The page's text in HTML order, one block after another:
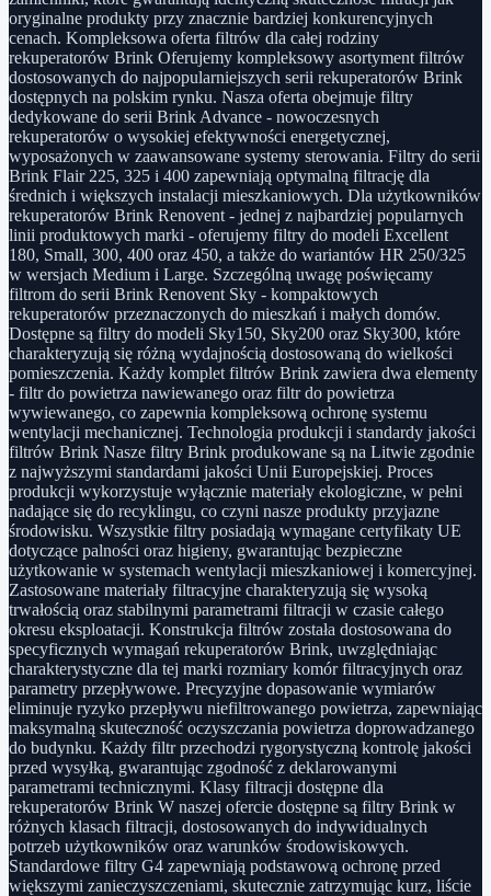
oryginalne produkty przy znacznie bardziej konkurencyjnych
cenach. Kompleksowa oferta filtrów dla całej rodziny
rekuperatorów Brink Oferujemy kompleksowy asortyment filtrów
dostosowanych do najpopularniejszych serii rekuperatorów Brink
dostępnych na polskim rynku. Nasza oferta obejmuje filtry
dedykowane do serii Brink Advance - nowoczesnych
rekuperatorów o wysokiej efektywności energetycznej,
wyposażonych w zaawansowane systemy sterowania. Filtry do serii
Brink Flair 225, 325 i 400 zapewniają optymalną filtrację dla
średnich i większych instalacji mieszkaniowych. Dla użytkowników
rekuperatorów Brink Renovent - jednej z najbardziej popularnych
linii produktowych marki - oferujemy filtry do modeli Excellent
180, Small, 300, 400 oraz 450, a także do wariantów HR 250/325
w wersjach Medium i Large. Szczególną uwagę poświęcamy
filtrom do serii Brink Renovent Sky - kompaktowych
rekuperatorów przeznaczonych do mieszkań i małych domów.
Dostępne są filtry do modeli Sky150, Sky200 oraz Sky300, które
charakteryzują się różną wydajnością dostosowaną do wielkości
pomieszczenia. Każdy komplet filtrów Brink zawiera dwa elementy
- filtr do powietrza nawiewanego oraz filtr do powietrza
wywiewanego, co zapewnia kompleksową ochronę systemu
wentylacji mechanicznej. Technologia produkcji i standardy jakości
filtrów Brink Nasze filtry Brink produkowane są na Litwie zgodnie
z najwyższymi standardami jakości Unii Europejskiej. Proces
produkcji wykorzystuje wyłącznie materiały ekologiczne, w pełni
nadające się do recyklingu, co czyni nasze produkty przyjazne
środowisku. Wszystkie filtry posiadają wymagane certyfikaty UE
dotyczące palności oraz higieny, gwarantując bezpieczne
użytkowanie w systemach wentylacji mieszkaniowej i komercyjnej.
Zastosowane materiały filtracyjne charakteryzują się wysoką
trwałością oraz stabilnymi parametrami filtracji w czasie całego
okresu eksploatacji. Konstrukcja filtrów została dostosowana do
specyficznych wymagań rekuperatorów Brink, uwzględniając
charakterystyczne dla tej marki rozmiary komór filtracyjnych oraz
parametry przepływowe. Precyzyjne dopasowanie wymiarów
eliminuje ryzyko przepływu niefiltrowanego powietrza, zapewniając
maksymalną skuteczność oczyszczania powietrza doprowadzanego
do budynku. Każdy filtr przechodzi rygorystyczną kontrolę jakości
przed wysyłką, gwarantując zgodność z deklarowanymi
parametrami technicznymi. Klasy filtracji dostępne dla
rekuperatorów Brink W naszej ofercie dostępne są filtry Brink w
różnych klasach filtracji, dostosowanych do indywidualnych
potrzeb użytkowników oraz warunków środowiskowych.
Standardowe filtry G4 zapewniają podstawową ochronę przed
większymi zanieczyszczeniami, skutecznie zatrzymując kurz, liście